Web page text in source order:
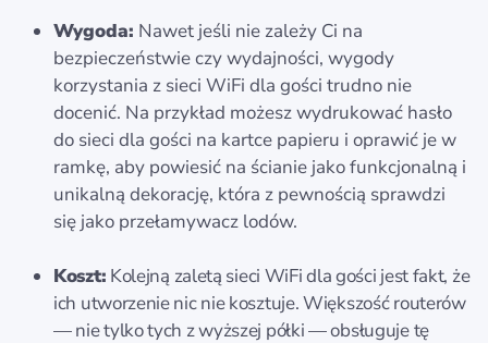
Wygoda: Nawet jeśli nie zależy Ci na
bezpieczeństwie czy wydajności, wygody
korzystania z sieci WiFi dla gości trudno nie
docenić. Na przykład możesz wydrukować hasło
do sieci dla gości na kartce papieru i oprawić je w
ramkę, aby powiesić na ścianie jako funkcjonalną i
unikalną dekorację, która z pewnością sprawdzi
się jako przełamywacz lodów.
Koszt: Kolejną zaletą sieci WiFi dla gości jest fakt, że
ich utworzenie nic nie kosztuje. Większość routerów
— nie tylko tych z wyższej półki — obsługuje tę